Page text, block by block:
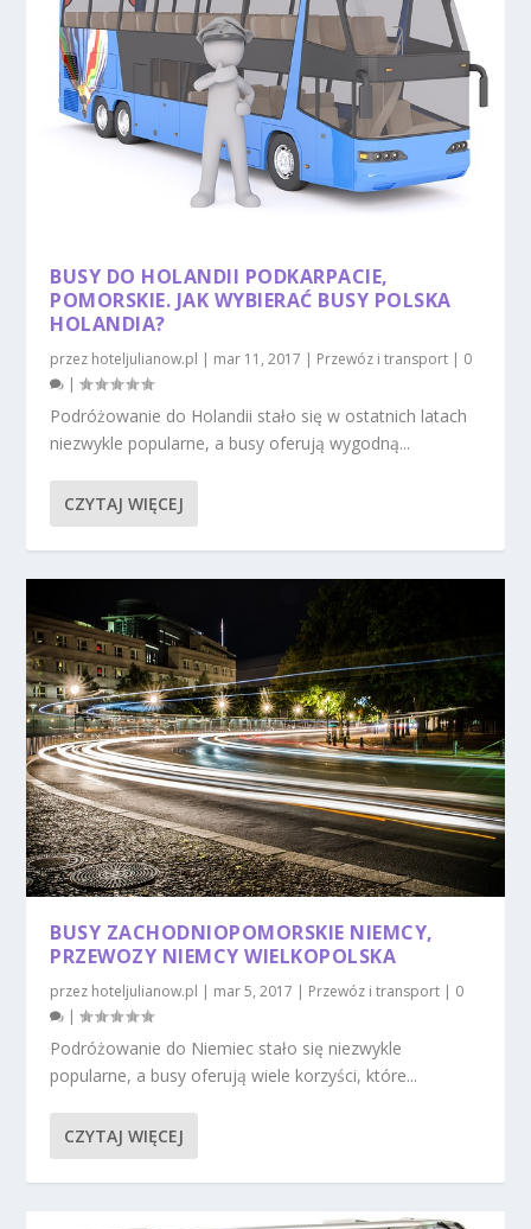
BUSY DO HOLANDII PODKARPACIE,
POMORSKIE. JAK WYBIERAĆ BUSY POLSKA
HOLANDIA?
przez hoteljulianow.pl | mar 11, 2017 | Przewóz i transport | 0
|
Podróżowanie do Holandii stało się w ostatnich latach
niezwykle popularne, a busy oferują wygodną...
CZYTAJ WIĘCEJ
BUSY ZACHODNIOPOMORSKIE NIEMCY,
PRZEWOZY NIEMCY WIELKOPOLSKA
przez hoteljulianow.pl | mar 5, 2017 | Przewóz i transport | 0
|
Podróżowanie do Niemiec stało się niezwykle
popularne, a busy oferują wiele korzyści, które...
CZYTAJ WIĘCEJ